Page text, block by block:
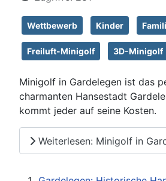
Wettbewerb Kinder
Freiluft-Minigolf 3D-Minigolf
Minigolf in Gardelegen ist das
charmanten Hansestadt
kommt jeder auf seine Kosten.
Weiterlesen: Minigolf in